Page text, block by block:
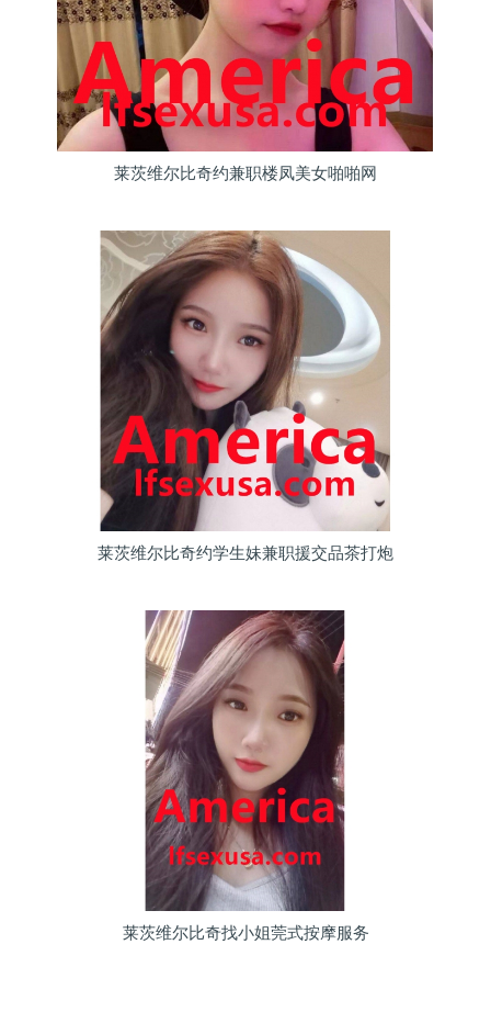
莱茨维尔比奇约兼职楼凤美女啪啪网
莱茨维尔比奇约学生妹兼职援交品茶打炮
莱茨维尔比奇找小姐莞式按摩服务